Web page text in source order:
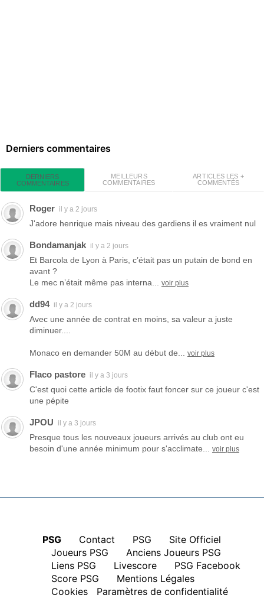
Derniers commentaires
DERNIERS
COMMENTAIRES
MEILLEURS
COMMENTAIRES
ARTICLES LES +
COMMENTÉS
Roger il y a 2 jours
J'adore henrique mais niveau des gardiens il es vraiment nul
Bondamanjak il y a 2 jours
Et Barcola de Lyon à Paris, c’était pas un putain de bond en
avant ?
Le mec n’était même pas interna...
voir plus
dd94 il y a 2 jours
Avec une année de contrat en moins, sa valeur a juste
diminuer....
Monaco en demander 50M au début de... voir plus
Flaco pastore il y a 3 jours
C'est quoi cette article de footix faut foncer sur ce joueur c'est
une pépite
JPOU il y a 3 jours
Presque tous les nouveaux joueurs arrivés au club ont eu
besoin d'une année minimum pour s'acclimate...
voir plus
PSG Contact PSG
Site Officiel
Joueurs PSG
Anciens Joueurs PSG
Liens PSG Livescore
PSG Facebook
Score PSG
Mentions Légales
Cookies Paramètres de confidentialité